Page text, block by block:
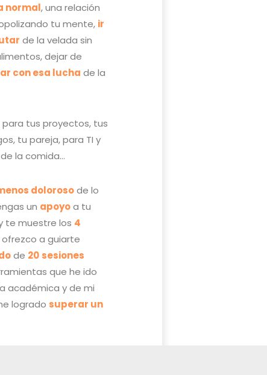
normal, una relación
tu mente, ir
de la velada sin
dejar de
con esa lucha de la
tus proyectos, tus
tu pareja, para TI y
la comida…
dolorosode lo
un apoyoa tu
te muestre los 4
ofrezco a guiarte
de 20 sesiones
que he ido
académica y de mi
logrado superar un